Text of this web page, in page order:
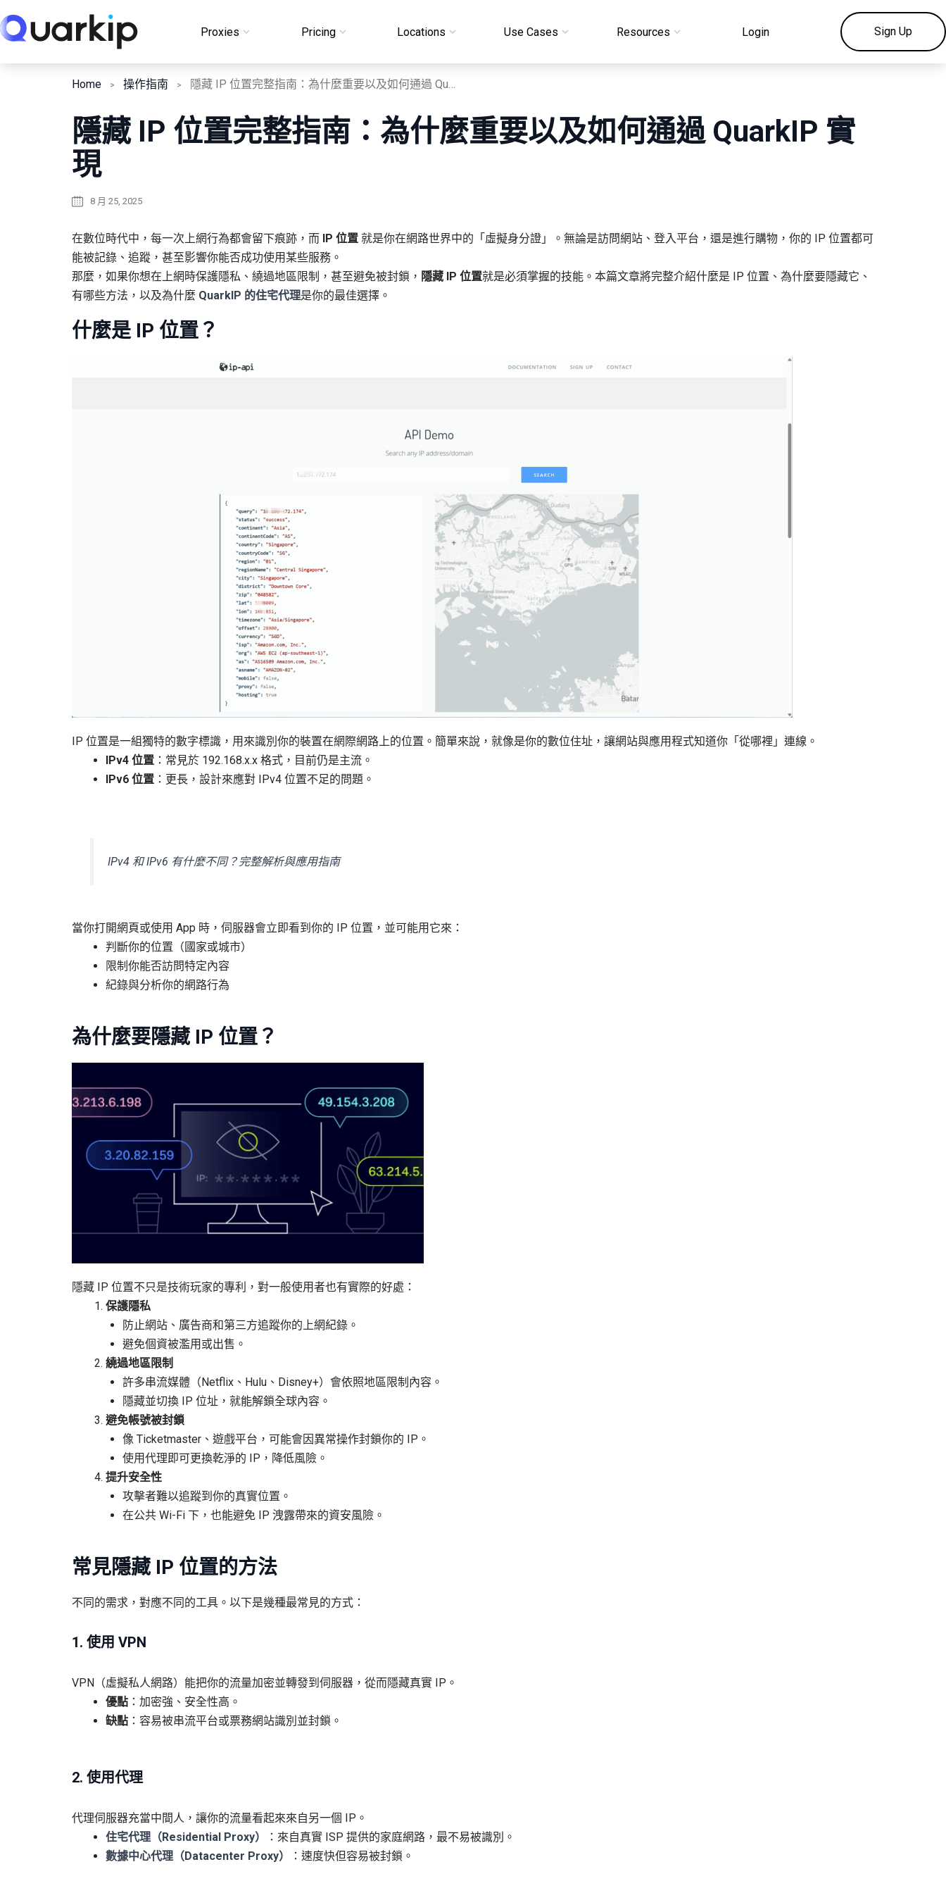
to
Proxies Pricing Locations Use Cases Resources Login
Sign Up
Login
Home 操作指南 隱藏 IP 位置完整指南：為什麼重要以及如何通過 QuarkIP 實現
隱藏 IP 位置完整指南：為什麼重要以及如何通過 QuarkIP 實
現
8 月 25, 2025
在數位時代中，每一次上網行為都會留下痕跡，而 IP 位置 就是你在網路世界中的「虛擬身分證」。無論是訪問網站、登入平台，還是進行購物，你的 IP 位置都可
能被記錄、追蹤，甚至影響你能否成功使用某些服務。
那麼，如果你想在上網時保護隱私、繞過地區限制，甚至避免被封鎖， 隱藏 IP 位置就是必須掌握的技能。本篇文章將完整介紹什麼是 IP 位置、為什麼要隱藏它、
有哪些方法，以及為什麼 QuarkIP 的住宅代理是你的最佳選擇。
什麼是 IP 位置 ？
IP 位置是一組獨特的數字標識，用來識別你的裝置在網際網路上的位置。簡單來說，就像是你的數位住址，讓網站與應用程式知道你「從哪裡」連線。
IPv4 位置 ：常見於 192.168.x.x 格式，目前仍是主流。
IPv6 位置 ：更長，設計來應對 IPv4 位置不足的問題。
IPv4 和 IPv6 有什麼不同？完整解析與應用指南
當你打開網頁或使用 App 時，伺服器會立即看到你的 IP 位置，並可能用它來：
判斷你的位置（國家或城市）
限制你能否訪問特定內容
紀錄與分析你的網路行為
為什麼要隱藏 IP 位置 ？
隱藏 IP 位置不只是技術玩家的專利，對一般使用者也有實際的好處：
保護隱私
防止網站、廣告商和第三方追蹤你的上網紀錄。
避免個資被濫用或出售。
繞過地區限制
許多串流媒體（Netflix、Hulu、Disney+）會依照地區限制內容。
隱藏並切換 IP 位址，就能解鎖全球內容。
避免帳號被封鎖
像 Ticketmaster、遊戲平台，可能會因異常操作封鎖你的 IP。
使用代理即可更換乾淨的 IP，降低風險。
提升安全性
攻擊者難以追蹤到你的真實位置。
在公共 Wi-Fi 下，也能避免 IP 洩露帶來的資安風險。
常見隱藏 IP 位置的方法
不同的需求，對應不同的工具。以下是幾種最常見的方式：
1. 使用 VPN
VPN（虛擬私人網路）能把你的流量加密並轉發到伺服器，從而隱藏真實 IP。
優點 ：加密強、安全性高。
缺點 ：容易被串流平台或票務網站識別並封鎖。
2. 使用代理
代理伺服器充當中間人，讓你的流量看起來來自另一個 IP。
住宅代理（Residential Proxy）
：來自真實 ISP 提供的家庭網路，最不易被識別。
數據中心代理（Datacenter Proxy）
：速度快但容易被封鎖。